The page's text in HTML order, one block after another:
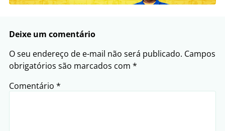
Deixe um comentário
O seu endereço de e-mail não será publicado. Campos
obrigatórios são marcados com *
Comentário *